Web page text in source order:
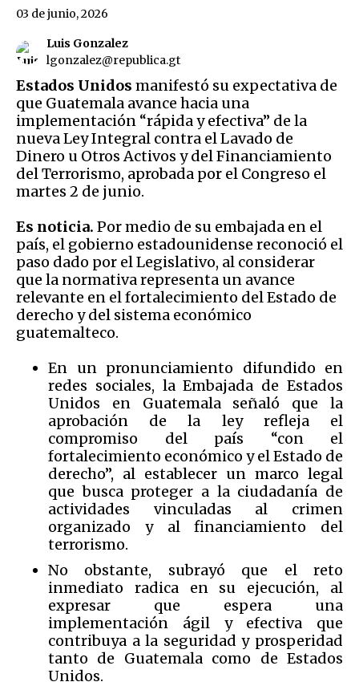
Luis Gonzalez
lgonzalez@republica.gt
03 de junio, 2026
Estados Unidos manifestó su expectativa de
que Guatemala avance hacia una
implementación “rápida y efectiva” de la
nueva Ley Integral contra el Lavado de
Dinero u Otros Activos y del Financiamiento
del Terrorismo, aprobada por el Congreso el
martes 2 de junio.
Es noticia. Por medio de su embajada en el
país, el gobierno estadounidense reconoció el
paso dado por el Legislativo, al considerar
que la normativa representa un avance
relevante en el fortalecimiento del Estado de
derecho y del sistema económico
guatemalteco.
En un pronunciamiento difundido en
redes sociales, la Embajada de Estados
Unidos en Guatemala señaló que la
aprobación de la ley refleja el
compromiso del país “con el
fortalecimiento económico y el Estado de
derecho”, al establecer un marco legal
que busca proteger a la ciudadanía de
actividades vinculadas al crimen
organizado y al financiamiento del
terrorismo.
No obstante, subrayó que el reto
inmediato radica en su ejecución, al
expresar que espera una
implementación ágil y efectiva que
contribuya a la seguridad y prosperidad
tanto de Guatemala como de Estados
Unidos.